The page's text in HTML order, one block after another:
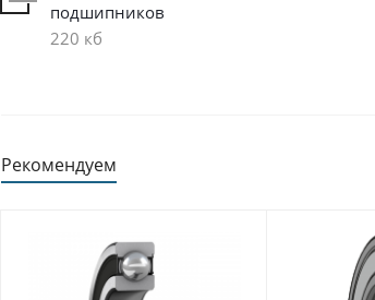
подшипников
220 кб
Рекомендуем